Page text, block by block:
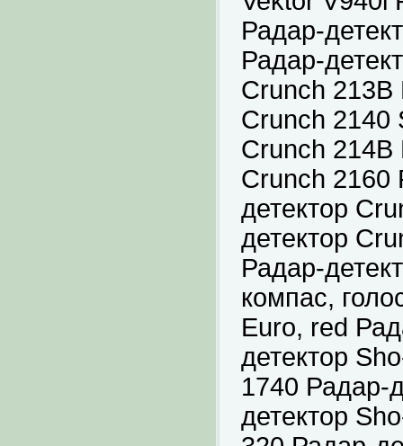
Радар-
Радар-
Crunch 213B
Crunch 2140
Crunch 214B
Crunch 2160
детектор
детектор
Радар-
компас,
Euro, red
детектор
1740 Радар-
детектор